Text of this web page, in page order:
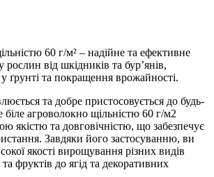
60 г/м² – надійне та ефективне
рослин від шкідників та бур’янів,
ґрунті та покращення врожайності.
та добре пристосовується до будь-
біле агроволокно щільністю 60 г/м2
якістю та довговічністю, що забезпечує
Завдяки його застосуванню, ви
якості вирощування різних видів
фруктів до ягід та декоративних